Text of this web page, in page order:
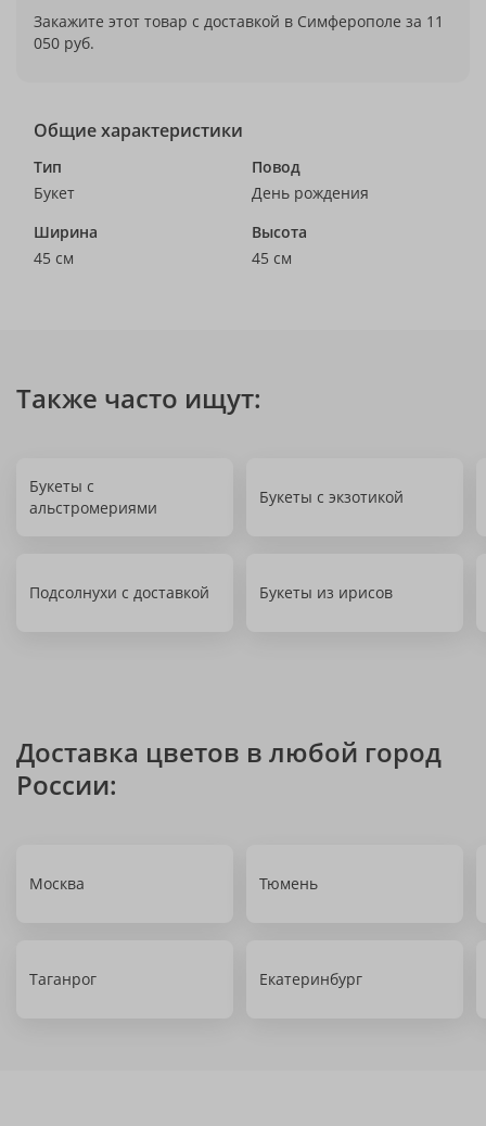
Закажите этот товар с доставкой в Симферополе за 11
050 руб.
Общие характеристики
Тип
Букет
Повод
День рождения
Ширина
45 см
Высота
45 см
Также часто ищут:
Букеты с
альстромериями
Букеты с экзотикой
Подсолнухи с доставкой Букеты из ирисов
Доставка цветов в любой город
России:
Москва Тюмень
Таганрог Екатеринбург